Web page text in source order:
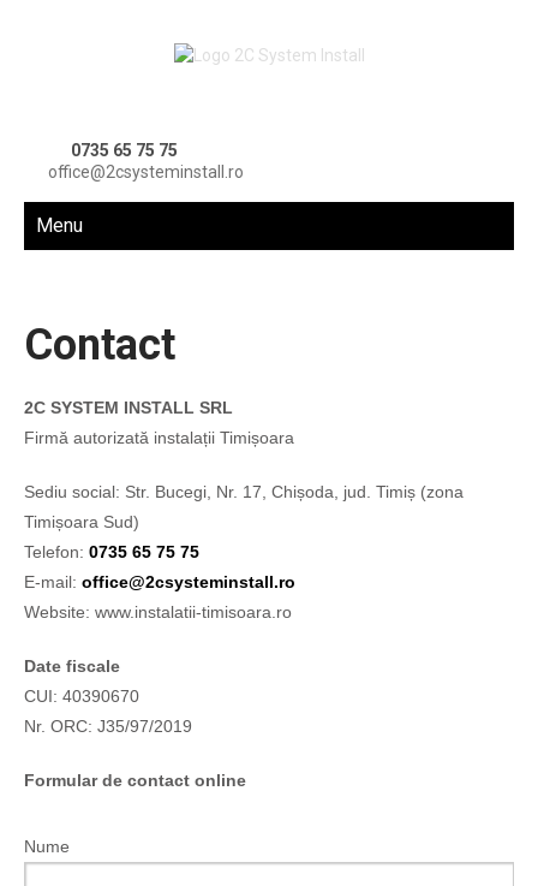
0735 65 75 75
office@2csysteminstall.ro
Menu
Contact
2C SYSTEM INSTALL SRL
Firmă autorizată instalații Timișoara
Sediu social: Str. Bucegi, Nr. 17, Chișoda, jud. Timiș (zona
Timișoara Sud)
Telefon: 0735 65 75 75
E-mail: office@2csysteminstall.ro
Website: www.instalatii-timisoara.ro
Date fiscale
CUI: 40390670
Nr. ORC: J35/97/2019
Formular de contact online
Nume